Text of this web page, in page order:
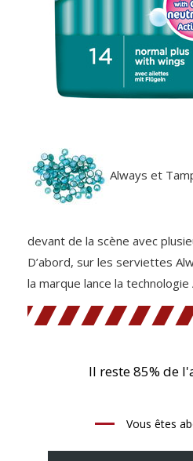
Always et
devant de la scène avec
D’abord, sur les serviettes
la marque lance la technologie
Il reste 85% de
Vous êtes